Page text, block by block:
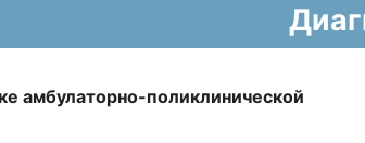
амбулаторно-поликлинической